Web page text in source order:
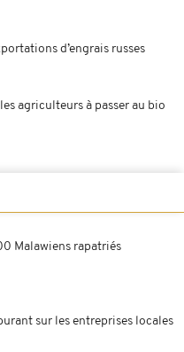
d’engrais russes
agriculteurs à passer au bio
Malawiens rapatriés
sur les entreprises locales